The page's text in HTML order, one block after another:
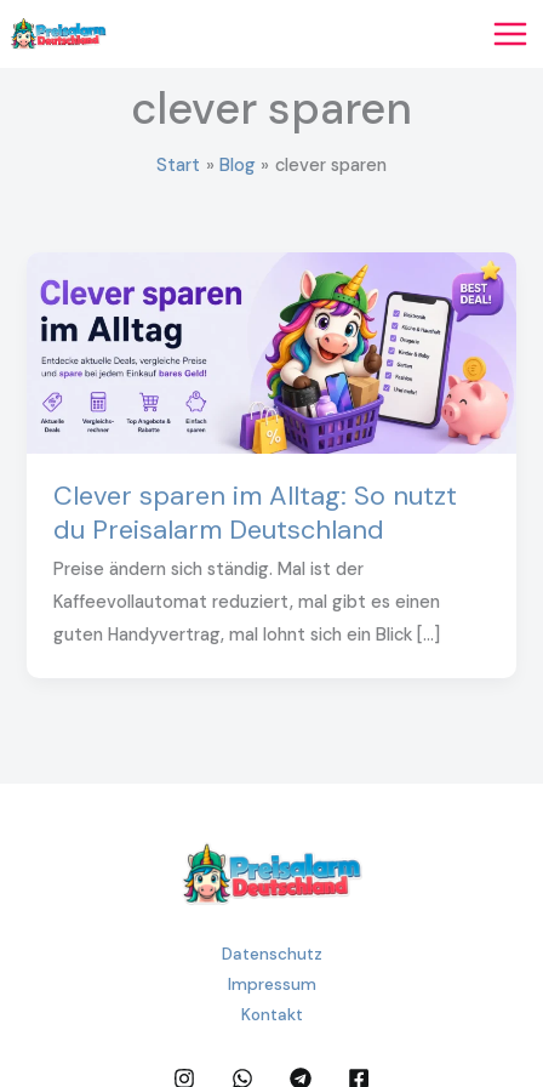
Zum
Inhalt
clever sparen
Start Blog clever sparen
Clever sparen im Alltag: So nutzt
du Preisalarm Deutschland
Preise ändern sich ständig. Mal ist der
Kaffeevollautomat reduziert, mal gibt es einen
guten Handyvertrag, mal lohnt sich ein Blick […]
Datenschutz
Impressum
Kontakt